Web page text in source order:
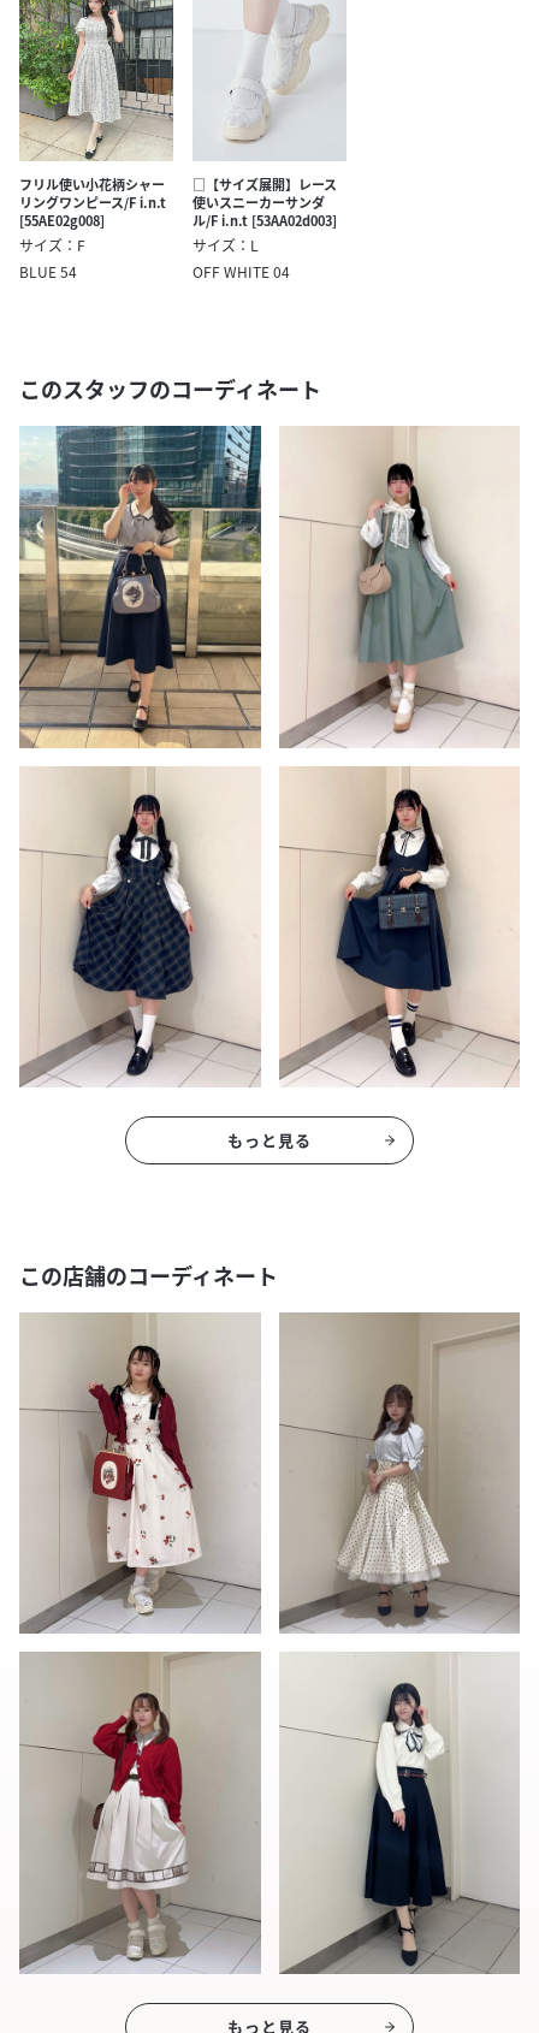
フリル使い小花柄シャー
リングワンピース/F i.n.t
[55AE02g008]
サイズ：F
BLUE 54
□【サイズ展開】レース
使いスニーカーサンダ
ル/F i.n.t [53AA02d003]
サイズ：L
OFF WHITE 04
このスタッフのコーディネート
もっと見る
この店舗のコーディネート
もっと見る